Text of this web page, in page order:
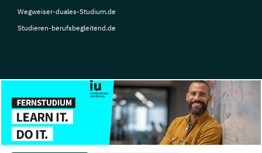
Wegweiser-duales-Studium.de
Studieren-berufsbegleitend.de
© Copyright 2026, TarGroup Media GmbH
Impressum
Datenschutzerklärung Nutzungsbedingungen